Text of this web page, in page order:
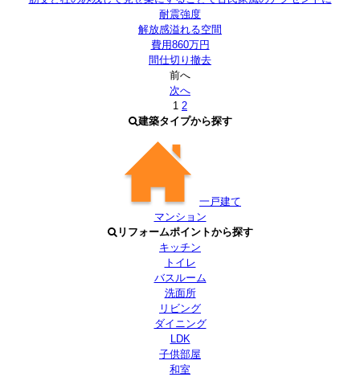
耐震強度
解放感溢れる空間
費用860万円
間仕切り撤去
前へ
次へ
1 2
建築タイプから探す
一戸建て
マンション
リフォームポイントから探す
キッチン
トイレ
バスルーム
洗面所
リビング
ダイニング
LDK
子供部屋
和室